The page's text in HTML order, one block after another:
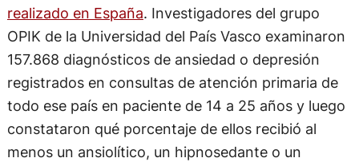
realizado en España. Investigadores del grupo
OPIK de la Universidad del País Vasco examinaron
157.868 diagnósticos de ansiedad o depresión
registrados en consultas de atención primaria de
todo ese país en paciente de 14 a 25 años y luego
constataron qué porcentaje de ellos recibió al
menos un ansiolítico, un hipnosedante o un